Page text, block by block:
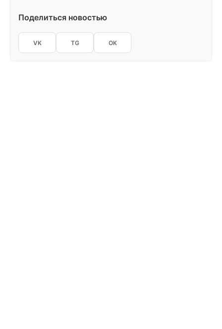
Поделиться новостью
VK TG OK